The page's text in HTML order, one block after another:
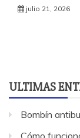
julio 21, 2026
ULTIMAS
Bombín
Cómo